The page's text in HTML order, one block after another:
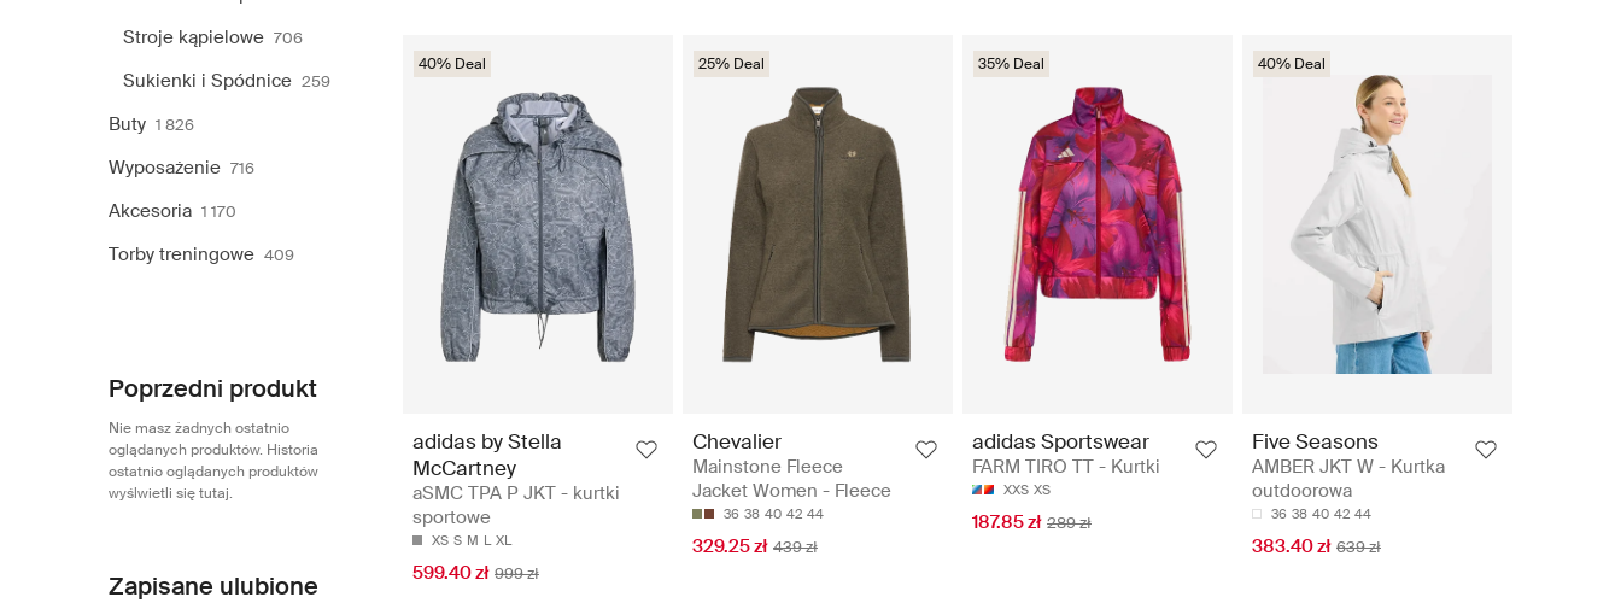
Stroje kąpielowe 706
Sukienki i Spódnice 259
Buty 1 826
Wyposażenie 716
Akcesoria 1 170
Torby treningowe 409
Poprzedni produkt
Nie masz żadnych ostatnio
oglądanych produktów. Historia
ostatnio oglądanych produktów
wyślwietli się tutaj.
Zapisane ulubione
40% Deal
adidas by Stella
McCartney
aSMC TPA P JKT - kurtki
sportowe
XS S M L XL
599.40 zł 999 zł
25% Deal
Chevalier
Mainstone Fleece
Jacket Women - Fleece
36 38 40 42 44
329.25 zł 439 zł
35% Deal
adidas Sportswear
FARM TIRO TT - Kurtki
XXS XS
187.85 zł 289 zł
40% Deal
Five Seasons
AMBER JKT W - Kurtka
outdoorowa
36 38 40 42 44
383.40 zł 639 zł